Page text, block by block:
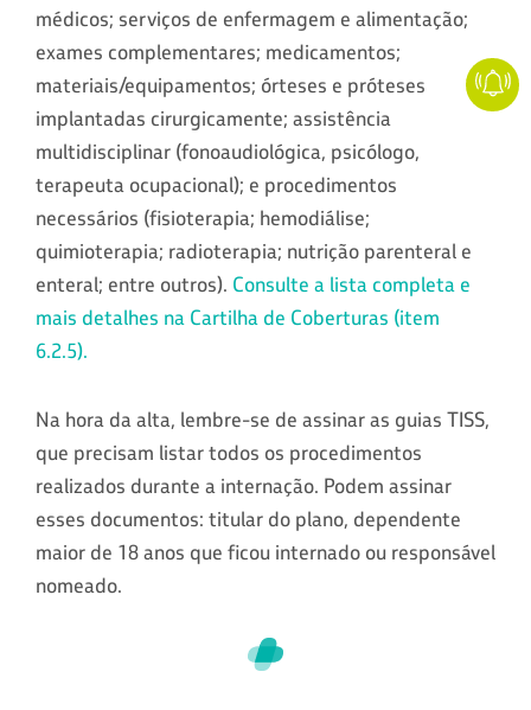
médicos; serviços de enfermagem e alimentação;
exames complementares; medicamentos;
materiais/equipamentos; órteses e próteses
implantadas cirurgicamente; assistência
multidisciplinar (fonoaudiológica, psicólogo,
terapeuta ocupacional); e procedimentos
necessários (fisioterapia; hemodiálise;
quimioterapia; radioterapia; nutrição parenteral e
enteral; entre outros). Consulte a lista completa e
mais detalhes na Cartilha de Coberturas (item
6.2.5).
Na hora da alta, lembre-se de assinar as guias TISS,
que precisam listar todos os procedimentos
realizados durante a internação. Podem assinar
esses documentos: titular do plano, dependente
maior de 18 anos que ficou internado ou responsável
nomeado.